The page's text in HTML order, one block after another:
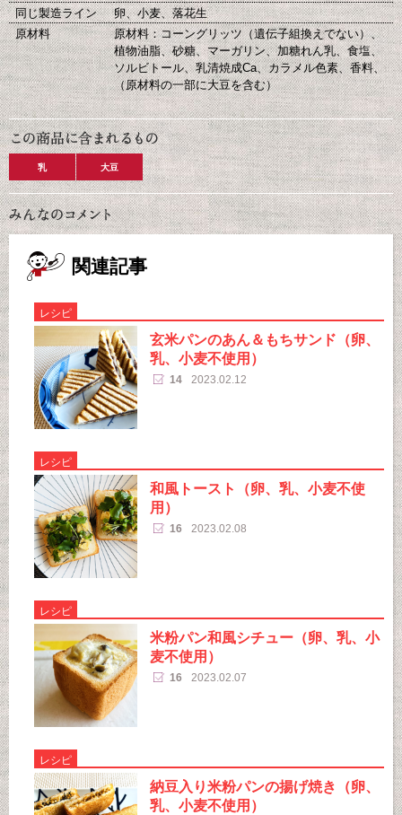
同じ製造ライン
卵、小麦、落花生
原材料
原材料：コーングリッツ（遺伝子組換えでない）、
植物油脂、砂糖、マーガリン、加糖れん乳、食塩、
ソルビトール、乳清焼成Ca、カラメル色素、香料、
（原材料の一部に大豆を含む）
乳 大豆
関連記事
レシピ
玄米パンのあん＆もちサンド（卵、
乳、小麦不使用）
14 2023.02.12
レシピ
和風トースト（卵、乳、小麦不使
用）
16 2023.02.08
レシピ
米粉パン和風シチュー（卵、乳、小
麦不使用）
16 2023.02.07
レシピ
納豆入り米粉パンの揚げ焼き（卵、
乳、小麦不使用）